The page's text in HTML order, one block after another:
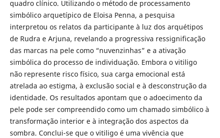
quadro clínico. Utilizando o método de processamento
simbólico arquetípico de Eloisa Penna, a pesquisa
interpretou os relatos da participante à luz dos arquétipos
de Rudra e Arjuna, revelando a progressiva ressignificação
das marcas na pele como “nuvenzinhas” e a ativação
simbólica do processo de individuação. Embora o vitiligo
não represente risco físico, sua carga emocional está
atrelada ao estigma, à exclusão social e à desconstrução da
identidade. Os resultados apontam que o adoecimento da
pele pode ser compreendido como um chamado simbólico à
transformação interior e à integração dos aspectos da
sombra. Conclui-se que o vitiligo é uma vivência que